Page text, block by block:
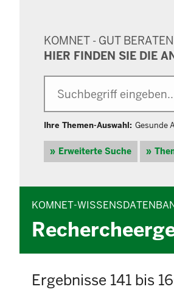
KOMNET - GUT
HIER FINDEN SIE DIE
Ihre Themen-Auswahl: Gesunde
Erweiterte Suche
KOMNET-
Ergebnisse 141 bis